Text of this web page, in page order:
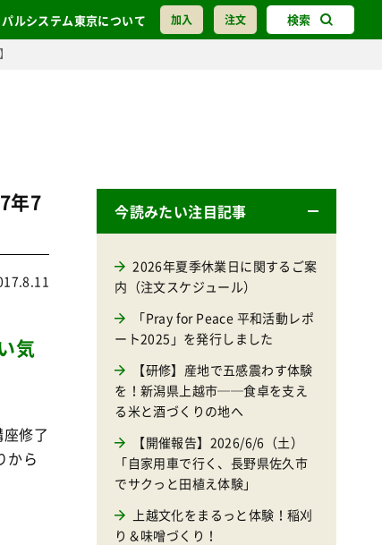
加入 注文 検索
パルシステム東京について
年7
気
修了
から
今読みたい注目記事
2026年夏季休業日に関するご案
内（注文スケジュール）
「Pray for Peace 平和活動レポ
ート2025」を発行しました
【研修】産地で五感震わす体験
を！新潟県上越市──食卓を支え
る米と酒づくりの地へ
【開催報告】2026/6/6（土）
「自家用車で行く、長野県佐久市
でサクっと田植え体験」
上越文化をまるっと体験！稲刈
り＆味噌づくり！